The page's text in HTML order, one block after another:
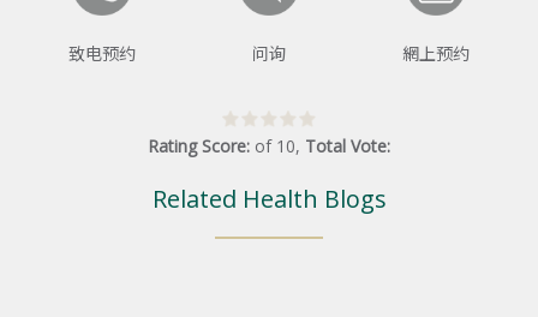
致电预约 问询 網上预约
Rating Score: of 10, Total Vote:
Related Health Blogs